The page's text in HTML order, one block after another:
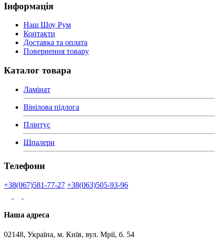
Інформація
Наш Шоу Рум
Контакти
Доставка та оплата
Повернення товару
Каталог товара
Ламінат
Вінілова підлога
Плінтус
Шпалери
Телефони
+38(067)581-77-27 +38(063)505-93-96
Наша адреса
02148, Україна, м. Київ, вул. Мрії, б. 54